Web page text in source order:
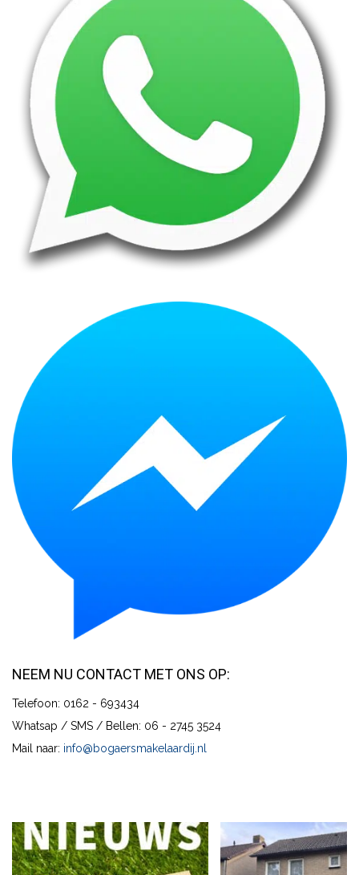
NEEM NU CONTACT MET ONS OP:
Telefoon: 0162 - 693434
Whatsap / SMS / Bellen: 06 - 2745 3524
Mail naar: info@bogaersmakelaardij.nl